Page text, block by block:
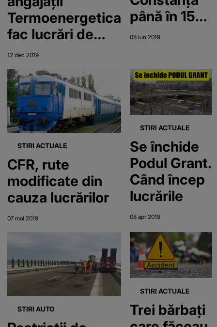
Termoenergetica
fac lucrări de
mântuială
12 dec 2019
până în 15
iulie; traficul
deviat
08 iun 2019
STIRI ACTUALE
CFR, rute
modificate din
cauza lucrărilor
07 mai 2019
STIRI ACTUALE
Se închide
Podul Grant.
Când încep
lucrările
08 apr 2019
STIRI AUTO
STIRI ACTUALE
Trei bărbaţi